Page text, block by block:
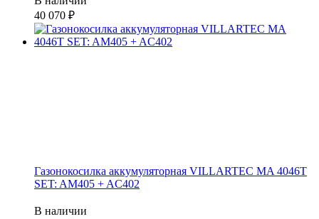
40 070
Газонокосилка аккумуляторная VILLARTEC MA 4046T
SET: AM405 + AC402
В наличии